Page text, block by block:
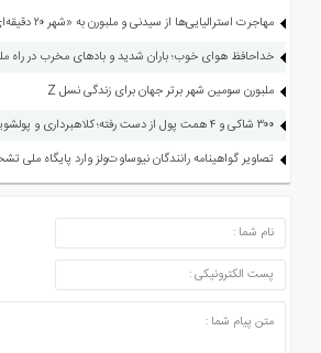
مهاجرت استرالیایی‌ها از سیدنی و ملبورن به «شهر ۲۰ دقیقه‌ای»
خداحافظ هوای خوب؛ باران شدید و بادهای مخرب در راه
ملبورن سومین شهر برتر جهان برای زندگی نسل Z
۳۰۰ شاکی و ۴ همت پول از دست رفته؛ کلاهبرداری و پولشویی در قالب شرکت مهاجرتی
تصاویر گواهینامه رانندگان نیوساوت‌ولز وارد پایگاه
ارسال دیدگاه